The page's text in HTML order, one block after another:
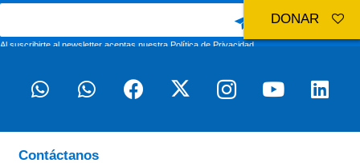
Al suscribirte al newsletter aceptas nuestraPolítica de Privacidad
Contáctanos
DONAR